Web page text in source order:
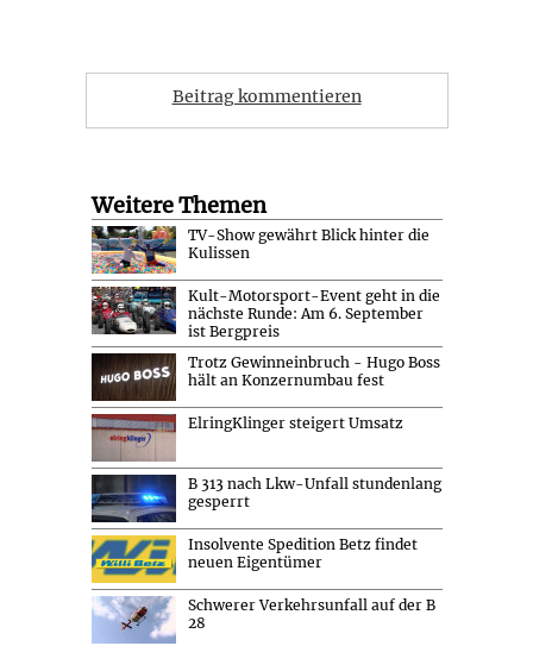
Beitrag kommentieren
Weitere Themen
TV-Show gewährt Blick hinter die
Kulissen
Kult-Motorsport-Event geht in die
nächste Runde: Am 6. September
ist Bergpreis
Trotz Gewinneinbruch - Hugo Boss
hält an Konzernumbau fest
ElringKlinger steigert Umsatz
B 313 nach Lkw-Unfall stundenlang
gesperrt
Insolvente Spedition Betz findet
neuen Eigentümer
Schwerer Verkehrsunfall auf der B
28